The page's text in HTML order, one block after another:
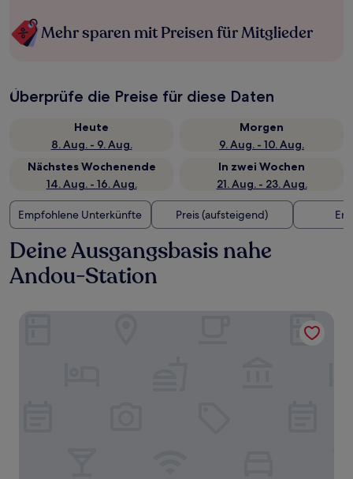
Mehr sparen mit Preisen für Mitglieder
Überprüfe die Preise für diese Daten
Heute
8. Aug. - 9. Aug.
Morgen
9. Aug. - 10. Aug.
Nächstes Wochenende
14. Aug. - 16. Aug.
In zwei Wochen
21. Aug. - 23. Aug.
Empfohlene Unterkünfte Preis (aufsteigend)
Deine Ausgangsbasis nahe
Andou-Station